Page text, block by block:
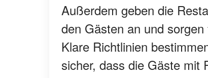
Außerdem geben die
den Gästen an und
Klare Richtlinien
sicher, dass die Gäste mit